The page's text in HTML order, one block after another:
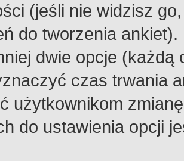
(jeśli nie widzisz
do tworzenia
dwie opcje
czas trwania
użytkownikom
do ustawienia opcji